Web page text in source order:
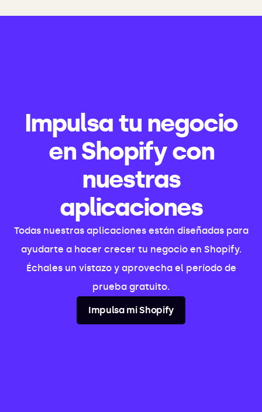
Impulsa tu negocio
en Shopify con
nuestras
aplicaciones
Todas nuestras aplicaciones están diseñadas para
ayudarte a hacer crecer tu negocio en Shopify.
Échales un vistazo y aprovecha el período de
prueba gratuito.
Impulsa mi Shopify